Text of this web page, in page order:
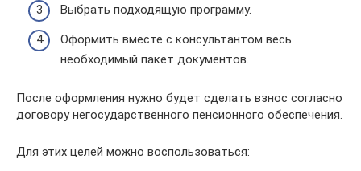
Выбрать подходящую программу.
Оформить вместе с консультантом весь
необходимый пакет документов.
После оформления нужно будет сделать взнос согласно
договору негосударственного пенсионного обеспечения.
Для этих целей можно воспользоваться: